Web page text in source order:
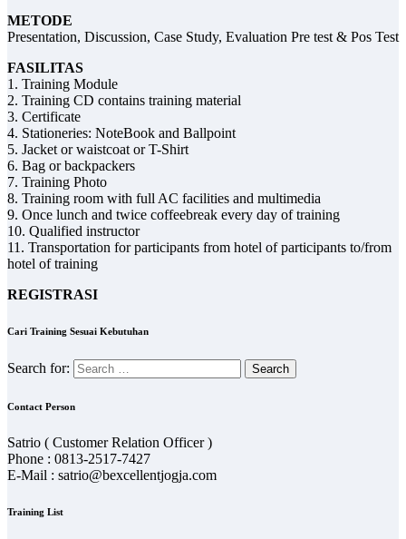
METODE
Presentation, Discussion, Case Study, Evaluation Pre test & Pos Test
FASILITAS
1. Training Module
2. Training CD contains training material
3. Certificate
4. Stationeries: NoteBook and Ballpoint
5. Jacket or waistcoat or T-Shirt
6. Bag or backpackers
7. Training Photo
8. Training room with full AC facilities and multimedia
9. Once lunch and twice coffeebreak every day of training
10. Qualified instructor
11. Transportation for participants from hotel of participants to/from
hotel of training
REGISTRASI
Cari Training Sesuai Kebutuhan
Search for:
Contact Person
Satrio ( Customer Relation Officer )
Phone : 0813-2517-7427
E-Mail : satrio@bexcellentjogja.com
Training List